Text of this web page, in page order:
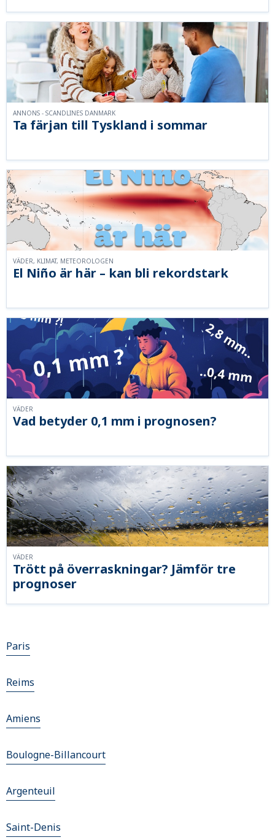
Ta färjan till Tyskland i sommar
ANNONS - SCANDLINES DANMARK
El Niño är här – kan bli rekordstark
VÄDER, KLIMAT, METEOROLOGEN
Vad betyder 0,1 mm i prognosen?
VÄDER
Trött på överraskningar? Jämför tre
prognoser
VÄDER
Paris
Reims
Amiens
Boulogne-Billancourt
Argenteuil
Saint-Denis